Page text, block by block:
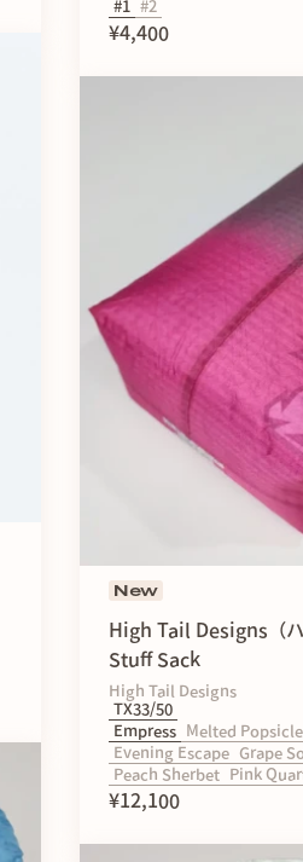
#1
#2
¥4,400
New
High Tail Designs（
Stuff Sack
High Tail Designs
TX33/50
Empress
Melted Popsicle
Evening Escape
Grape
Peach Sherbet
Pink
¥12,100